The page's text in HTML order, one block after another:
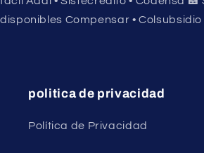
disponibles Compensar • Colsubsidio
politica de privacidad
Política de Privacidad